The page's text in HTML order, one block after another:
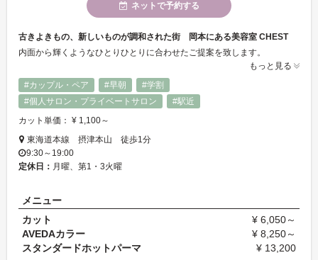
ネットで予約する
古きよきもの、新しいものが調和された街 岡本にある美容室 CHEST
内面から輝くようなひとりひとりに合わせたご提案を致します。
もっと見る
#カップル・ペア
#早朝
#学割
#個人サロン・プライベートサロン
#駅近
カット単価： ¥ 1,100～
東海道本線 摂津本山 徒歩1分
9:30～19:00
定休日： 月曜、第1・3火曜
メニュー
カット
¥ 6,050～
AVEDAカラー
¥ 8,250～
スタンダードホットパーマ
¥ 13,200